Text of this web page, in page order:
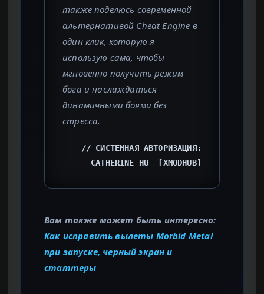
также поделюсь современной
альтернативой Cheat Engine в
один клик, которую я
использую сама, чтобы
мгновенно получить режим
бога и наслаждаться
динамичными боями без
стресса.
// СИСТЕМНАЯ АВТОРИЗАЦИЯ:
CATHERINE HU_ [XMODHUB]
Вам также может быть интересно:
Как исправить вылеты Morbid Metal
при запуске, черный экран и
статтеры